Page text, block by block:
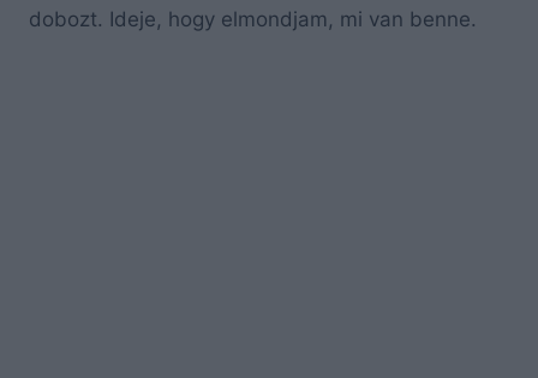
dobozt. Ideje, hogy elmondjam, mi van benne.